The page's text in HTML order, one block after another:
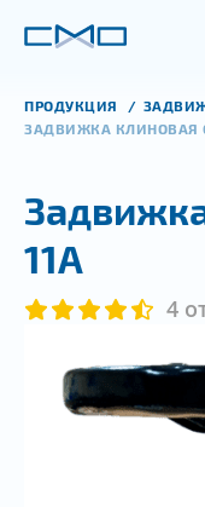
ПРОДУКЦИЯ
ЗАДВИЖКА КЛИНОВАЯ
11А
4